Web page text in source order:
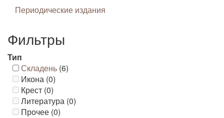
Периодические издания
Фильтры
Тип
Складень (6)
Икона (0)
Крест (0)
Литература (0)
Прочее (0)